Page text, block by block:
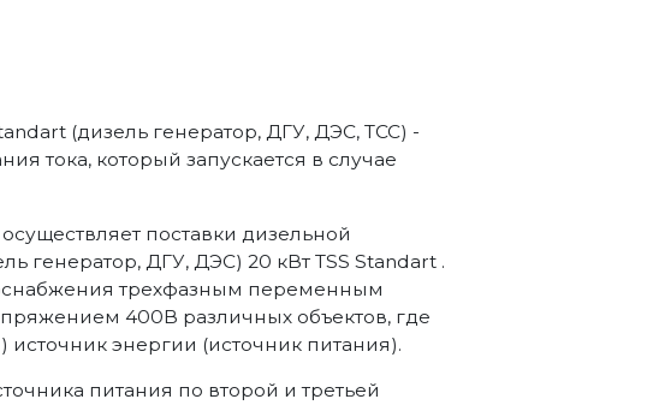
(дизель генератор, ДГУ, ДЭС, ТСС) -
который запускается в случае
поставки дизельной
генератор, ДГУ, ДЭС) 20 кВт TSS Standart .
трехфазным переменным
400В различных объектов, где
энергии (источник питания).
питания по второй и третьей